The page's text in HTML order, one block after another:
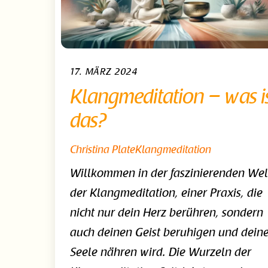
17. MÄRZ 2024
Klangmeditation – was
das?
Christina PlateKlangmeditation
Willkommen in der faszinierenden
der Klangmeditation, einer Praxis, die
nicht nur dein Herz berühren, sondern
auch deinen Geist beruhigen und
Seele nähren wird. Die Wurzeln der